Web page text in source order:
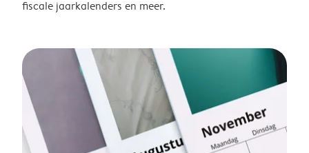
fiscale jaarkalenders en meer.